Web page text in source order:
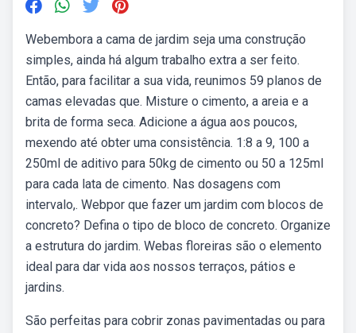
Webembora a cama de jardim seja uma construção
simples, ainda há algum trabalho extra a ser feito.
Então, para facilitar a sua vida, reunimos 59 planos de
camas elevadas que. Misture o cimento, a areia e a
brita de forma seca. Adicione a água aos poucos,
mexendo até obter uma consistência. 1:8 a 9, 100 a
250ml de aditivo para 50kg de cimento ou 50 a 125ml
para cada lata de cimento. Nas dosagens com
intervalo,. Webpor que fazer um jardim com blocos de
concreto? Defina o tipo de bloco de concreto. Organize
a estrutura do jardim. Webas floreiras são o elemento
ideal para dar vida aos nossos terraços, pátios e
jardins.
São perfeitas para cobrir zonas pavimentadas ou para